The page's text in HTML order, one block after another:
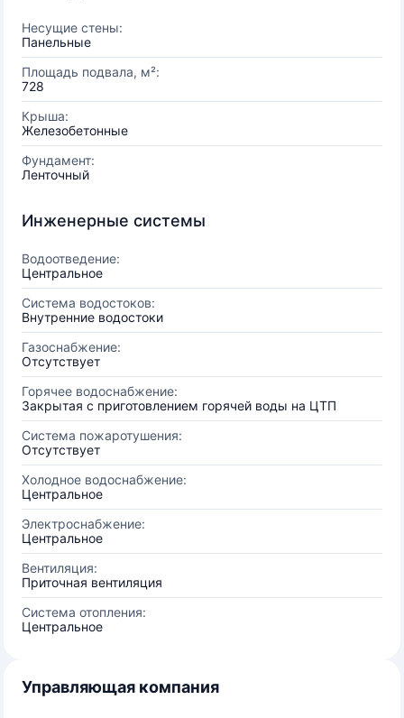
Несущие стены:
Панельные
Площадь подвала, м²:
728
Крыша:
Железобетонные
Фундамент:
Ленточный
Инженерные системы
Водоотведение:
Центральное
Система водостоков:
Внутренние водостоки
Газоснабжение:
Отсутствует
Горячее водоснабжение:
Закрытая с приготовлением горячей воды на ЦТП
Система пожаротушения:
Отсутствует
Холодное водоснабжение:
Центральное
Электроснабжение:
Центральное
Вентиляция:
Приточная вентиляция
Система отопления:
Центральное
Управляющая компания